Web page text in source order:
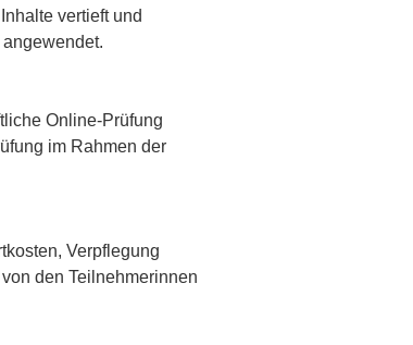
vertieft und
Online-Prüfung
im Rahmen der
Verpflegung
den Teilnehmerinnen